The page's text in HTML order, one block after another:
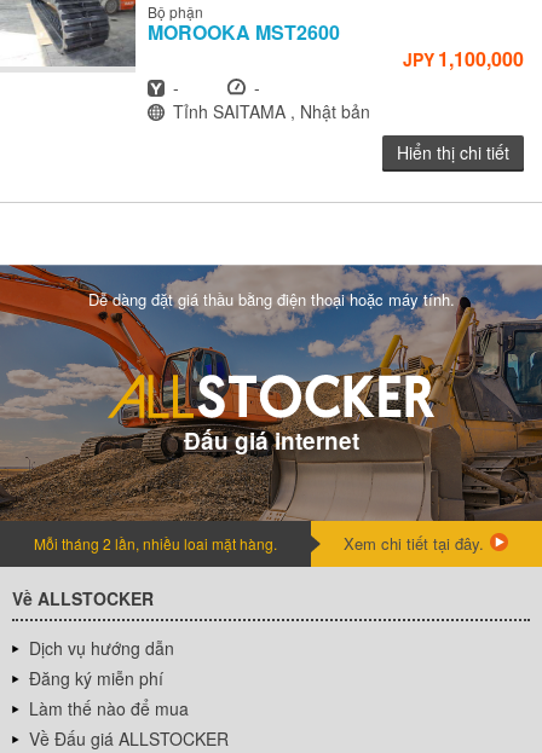
Bộ phận
MOROOKA MST2600
JPY 1,100,000
Năm
- Giờ
-
Địa điểm
Tỉnh SAITAMA , Nhật bản
Hiển thị chi tiết
Dễ dàng đặt giá thầu bằng điện thoại hoặc máy tính.
Đấu giá internet
Mỗi tháng 2 lần, nhiều loai mặt hàng. Xem chi tiết tại đây.
Về ALLSTOCKER
Dịch vụ hướng dẫn
Đăng ký miễn phí
Làm thế nào để mua
Về Đấu giá ALLSTOCKER